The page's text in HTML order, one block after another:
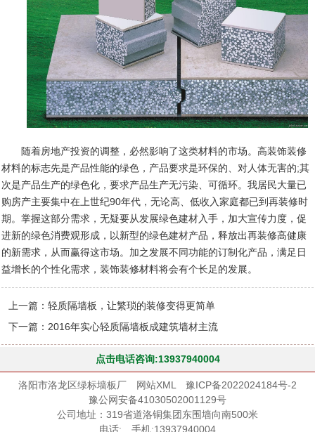
随着房地产投资的调整，必然影响了这类材料的市场。高装饰装修
材料的标志先是产品性能的绿色，产品要求是环保的、对人体无害的;其
次是产品生产的绿色化，要求产品生产无污染、可循环。我居民大量已
购房产主要集中在上世纪90年代，无论高、低收入家庭都已到再装修时
期。掌握这部分需求，无疑要从发展绿色建材入手，加大宣传力度，促
进新的绿色消费观形成，以新型的绿色建材产品，释放出再装修高健康
的新需求，从而赢得这市场。加之发展不同功能的订制化产品，满足日
益增长的个性化需求，装饰装修材料将会有个长足的发展。
上一篇：轻质隔墙板，让繁琐的装修变得更简单
下一篇： 2016年实心轻质隔墙板成建筑墙材主流
点击电话咨询:13937940004
洛阳市洛龙区绿标墙板厂 网站XML
豫ICP备2022024184号-2
豫公网安备41030502001129号
公司地址：319省道洛铜集团东围墙向南500米
电话: 手机:13937940004